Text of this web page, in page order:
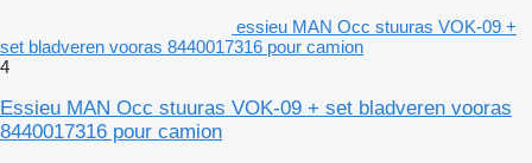
essieu MAN Occ stuuras VOK-09 +
set bladveren vooras 8440017316 pour camion
4
Essieu MAN Occ stuuras VOK-09 + set bladveren vooras
8440017316 pour camion